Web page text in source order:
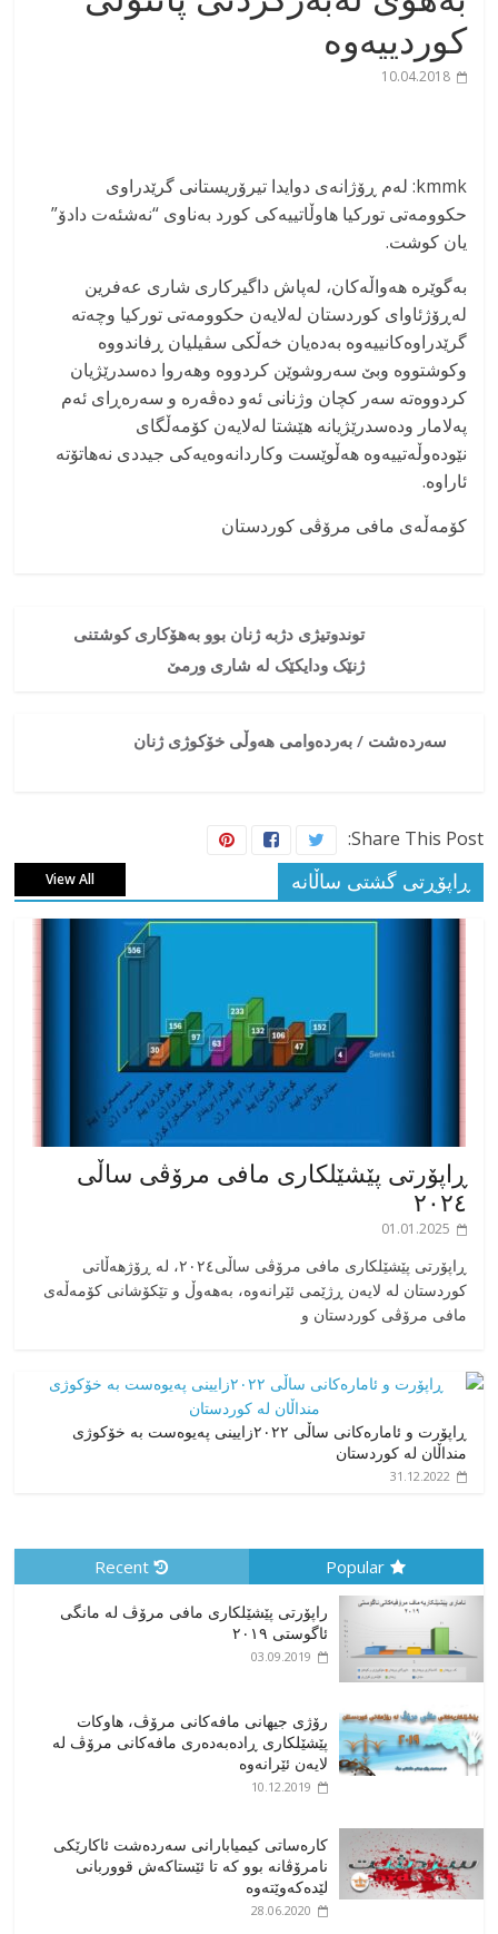
کوردییەوە
10.04.2018
kmmk: لەم ڕۆژانەی دوایدا تیرۆریستانی گرێدراوی
حکوومەتی تورکیا هاوڵاتییەکی کورد بەناوی “نەشئەت دادۆ”
یان کوشت.
بەگوێرە هەواڵەکان، لەپاش داگیرکاری شاری عەفرین
لەڕۆژئاوای کوردستان لەلایەن حکوومەتی تورکیا وچەتە
گرێدراوەکانییەوە بەدەیان خەڵکی سڤیلیان ڕفاندووە
وکوشتووە وبێ سەروشوێن کردووە وهەروا دەسدرێژیان
کردووەتە سەر کچان وژنانی ئەو دەڤەرە و سەرەڕای ئەم
پەلامار ودەسدرێژیانە هێشتا لەلایەن کۆمەڵگای
نێودەوڵەتییەوە هەڵوێست وکاردانەوەیەکی جیددی نەهاتۆتە
ئاراوە.
کۆمەڵەی مافی مرۆڤی کوردستان
توندوتیژی دژبە ژنان بوو بەهۆکاری کوشتنی
ژنێک ودایکێک لە شاری ورمێ
سەردەشت / بەردەوامی هەوڵی خۆکوژی ژنان
Share This Post:
ڕاپۆڕتی گشتی ساڵانه View All
ڕاپۆرتی پێشێلکاری مافی مرۆڤی ساڵی
٢٠٢٤
01.01.2025
‎ڕاپۆرتی پێشێلکاری مافی مرۆڤی ساڵی٢٠٢٤، له ڕۆژهەڵاتی
کوردستان له لایەن ڕژێمی ئێرانەوە، بە‎هەوڵ و تێکۆشانی کۆمەڵەی
مافی مرۆڤی کوردستان و
ڕاپۆرت و ئامارەکانی ساڵی ٢٠٢٢زایینی پەیوەست بە خۆکوژی
منداڵان لە کوردستان
31.12.2022
Popular
Recent
راپۆرتی پێشێلكاری مافی مرۆڤ له‌ مانگی
ئاگوستی ٢٠١٩
03.09.2019
رۆژی جیهانی مافەکانی مرۆڤ، هاوکات
پێشێلکاری ڕادەبەدەری مافەکانی مرۆڤ لە
لایەن ئێرانەوە
10.12.2019
کارەساتی کیمیابارانی سەردەشت ئاکارێکی
نامرۆڤانە بوو کە تا ئێستاکەش قووربانی
لێدەکەوێتەوە
28.06.2020